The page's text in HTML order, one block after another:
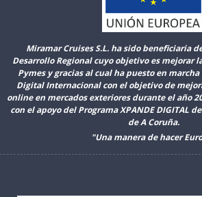
Miramar Cruises S.L. ha sido beneficiaria
Desarrollo Regional cuyo objetivo es mejorar
Pymes y gracias al cual ha puesto en
Digital Internacional con el objetivo de
online en mercados exteriores durante el año
con el apoyo del Programa XPANDE DIGITAL
de A Coruña.
"Una manera de hacer